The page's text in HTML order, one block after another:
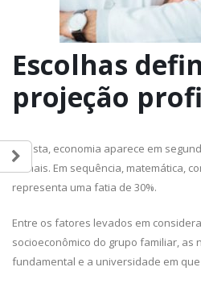
Escolhas
projeção
Na lista, economia aparece em
demais. Em sequência, matemática,
representa uma fatia de 30%.
Entre os fatores levados em
socioeconômico do grupo familiar, as
fundamental e a universidade em